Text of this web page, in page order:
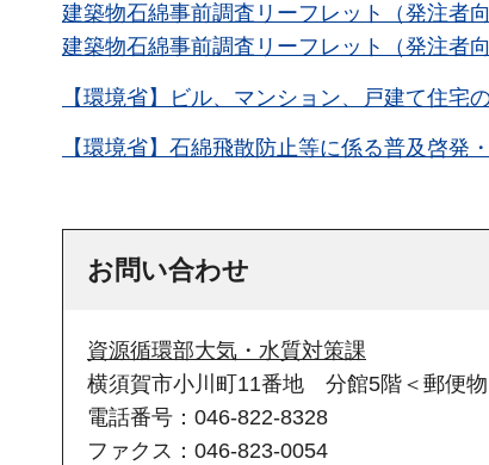
建築物石綿事前調査リーフレット（発注者
建築物石綿事前調査リーフレット（発注者
【環境省】ビル、マンション、戸建て住宅
【環境省】石綿飛散防止等に係る普及啓発
お問い合わせ
資源循環部大気・水質対策課
横須賀市小川町11番地 分館5階＜郵便
電話番号：046-822-8328
ファクス：046-823-0054